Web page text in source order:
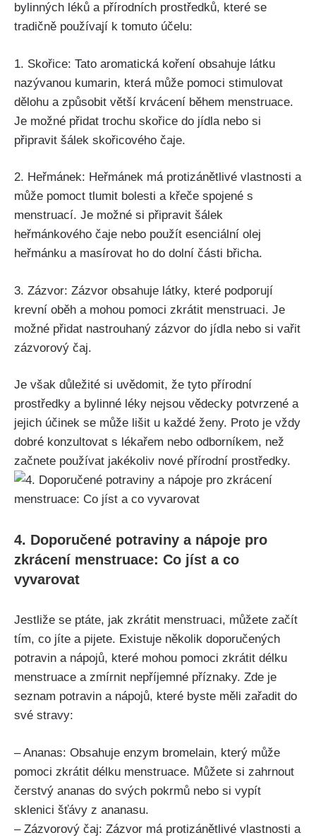
bylinných léků​ a přírodních​ prostředků, které se
tradičně používají k‌ tomuto účelu:
1. Skořice: Tato aromatická koření obsahuje látku
nazývanou kumarin, která může⁢ pomoci stimulovat
dělohu a způsobit větší krvácení během menstruace.
Je možné přidat trochu skořice do jídla ​nebo si
připravit šálek skořicového​ čaje.
2. Heřmánek: Heřmánek má protizánětlivé vlastnosti a
může pomoct tlumit bolesti a křeče spojené s
menstruací. Je možné si připravit​ šálek
heřmánkového čaje nebo ⁢použít esenciální ​olej
heřmánku a masírovat⁣ ho do dolní části břicha.
3. Zázvor: Zázvor obsahuje látky,⁤ které podporují
krevní oběh a mohou pomoci zkrátit menstruaci. Je
možné přidat nastrouhaný zázvor do jídla⁤ nebo si‌ vařit
zázvorový čaj.
Je však důležité si uvědomit, že tyto přírodní
prostředky a bylinné léky nejsou vědecky potvrzené ⁤a
jejich účinek ‌se může lišit u každé ⁣ženy. Proto je vždy
dobré konzultovat s lékařem nebo odborníkem, než
začnete používat‍ jakékoliv nové ‌přírodní prostředky.
4. Doporučené potraviny a nápoje pro
zkrácení menstruace: Co ‍jíst a co
vyvarovat
Jestliže se ptáte, jak zkrátit menstruaci, můžete začít
tím, co jíte a‌ pijete. Existuje několik doporučených
potravin a nápojů, které mohou pomoci zkrátit délku
menstruace⁤ a ⁤zmírnit nepříjemné příznaky. Zde je
seznam ‍potravin a nápojů, které⁤ byste měli ‌zařadit do
své⁢ stravy:
– Ananas:⁢ Obsahuje enzym bromelain, který může
pomoci‍ zkrátit délku‍ menstruace. Můžete si zahrnout
čerstvý ananas do svých ‌pokrmů nebo⁣ si vypít
sklenici šťávy z ananasu.
– Zázvorový čaj:⁤ Zázvor má protizánětlivé vlastnosti a